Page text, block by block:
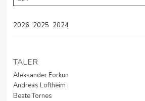
2026 2025 2024
TALER
Aleksander Forkun
Andreas Loftheim
Beate Tornes